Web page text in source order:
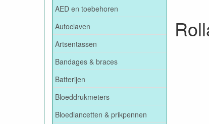
AED en toebehoren
Autoclaven
Artsentassen
Bandages & braces
Batterijen
Bloeddrukmeters
Bloedlancetten & prikpennen